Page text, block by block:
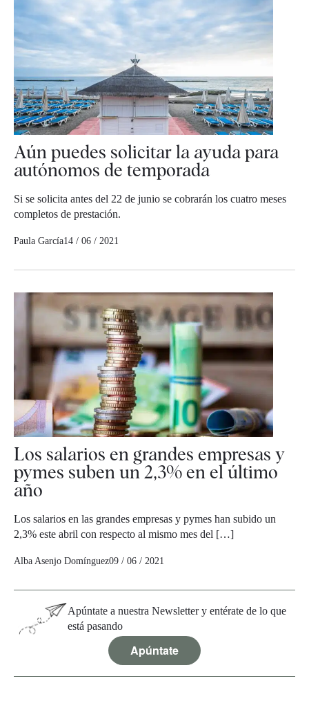
Aún puedes solicitar la ayuda para
autónomos de temporada
Si se solicita antes del 22 de junio se cobrarán los cuatro meses
completos de prestación.
Paula García14 / 06 / 2021
Los salarios en grandes empresas y
pymes suben un 2,3% en el último
año
Los salarios en las grandes empresas y pymes han subido un
2,3% este abril con respecto al mismo mes del […]
Alba Asenjo Domínguez09 / 06 / 2021
Apúntate a nuestra Newsletter y entérate de lo que
está pasando
Apúntate